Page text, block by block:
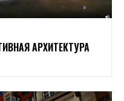
АРХИТЕКТУРА